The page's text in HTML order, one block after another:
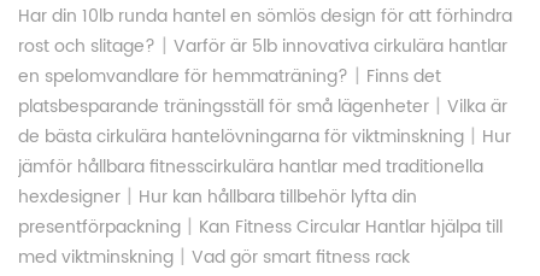
Har din 10lb runda hantel en sömlös design för att förhindra
rost och slitage? | Varför är 5lb innovativa cirkulära hantlar
en spelomvandlare för hemmaträning? | Finns det
platsbesparande träningsställ för små lägenheter | Vilka är
de bästa cirkulära hantelövningarna för viktminskning | Hur
jämför hållbara fitnesscirkulära hantlar med traditionella
hexdesigner | Hur kan hållbara tillbehör lyfta din
presentförpackning | Kan Fitness Circular Hantlar hjälpa till
med viktminskning | Vad gör smart fitness rack